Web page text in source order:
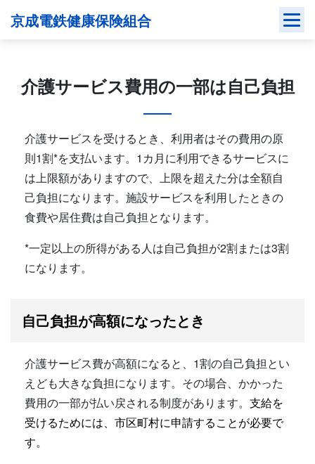
京成電鉄健康保険組合
介護サービス費用の一部は自己負担
介護サービスを受けるとき、利用者はその費用の原
則1割*を支払います。1カ月に利用できるサービスに
は上限額がありますので、上限を超えた分は全額自
己負担になります。施設サービスを利用したときの
食費や居住費は自己負担となります。
*一定以上の所得がある人は自己負担が2割または3割
になります。
自己負担が高額になったとき
介護サービス費が高額になると、1割の自己負担とい
えども大きな負担になります。その場合、かかった
費用の一部が払い戻される制度があります。 支給を
受けるためには、市区町村に申請することが必要で
す。